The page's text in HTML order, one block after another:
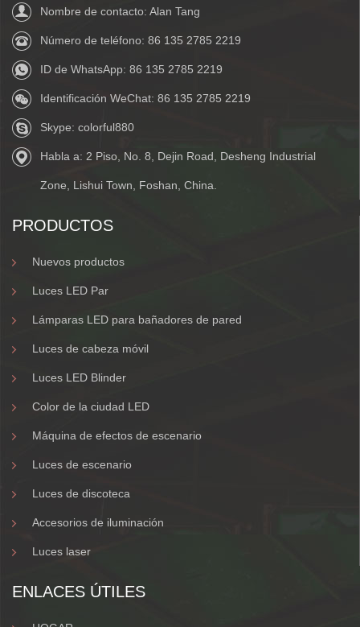
Nombre de contacto: Alan Tang
Número de teléfono: 86 135 2785 2219
ID de WhatsApp: 86 135 2785 2219
Identificación WeChat: 86 135 2785 2219
Skype: colorful880
Habla a: 2 Piso, No. 8, Dejin Road, Desheng Industrial
Zone, Lishui Town, Foshan, China.
PRODUCTOS
Nuevos productos
Luces LED Par
Lámparas LED para bañadores de pared
Luces de cabeza móvil
Luces LED Blinder
Color de la ciudad LED
Máquina de efectos de escenario
Luces de escenario
Luces de discoteca
Accesorios de iluminación
Luces laser
ENLACES ÚTILES